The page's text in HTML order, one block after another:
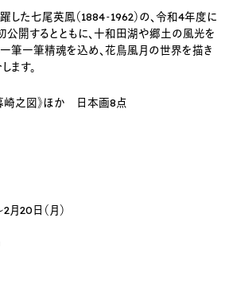
した七尾英鳳（1884‐1962）の、令和4年度に
開するとともに、十和田湖や郷土の風光を
一筆一筆精魂を込め、花鳥風月の世界を描き
ます。
暮崎之図》ほか 日本画8点
2月20日（月）